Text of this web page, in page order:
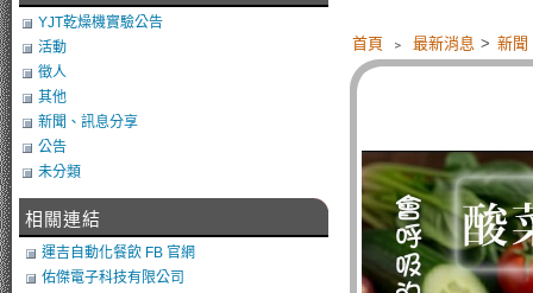
首頁 ﹥ 最新消息 > 新聞
YJT乾燥機實驗公告
活動
徵人
其他
新聞、訊息分享
公告
未分類
相關連結
運吉自動化餐飲 FB 官網
佑傑電子科技有限公司